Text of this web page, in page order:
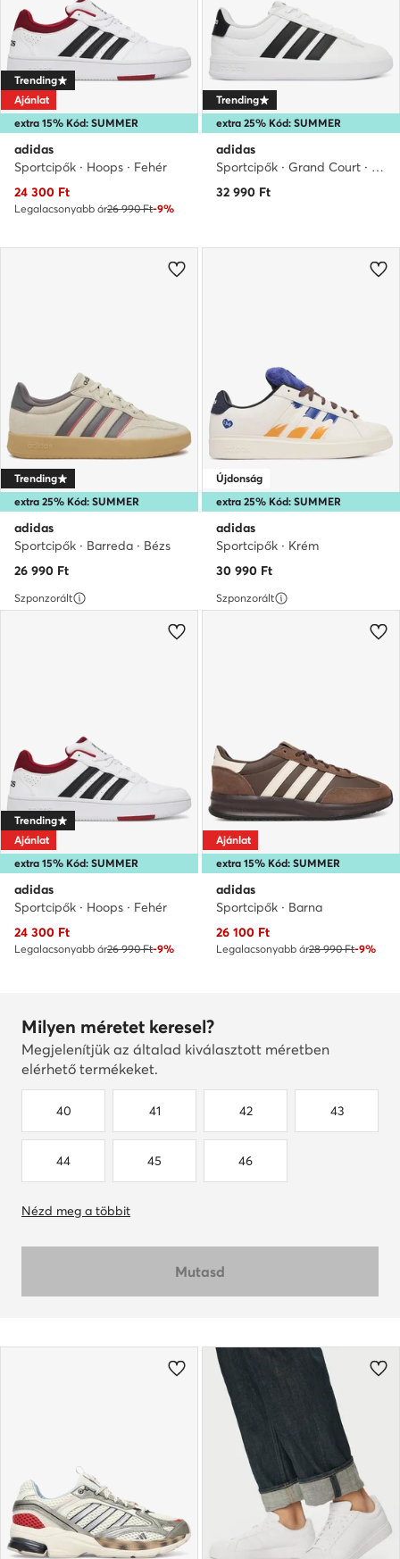
extra 15% Kód: SUMMER
Trending
Ajánlat
adidas
Sportcipők · Hoops · Fehér
Aktuális ár
24 300 Ft
Legalacsonyabb ár26 990 Ft-9%
extra 25% Kód: SUMMER
Trending
adidas
Sportcipők · Grand Court · Fehér
32 990 Ft
extra 25% Kód: SUMMER
Trending
adidas
Sportcipők · Barreda · Bézs
26 990 Ft
extra 25% Kód: SUMMER
Újdonság
adidas
Sportcipők · Krém
30 990 Ft
Szponzorált
extra 15% Kód: SUMMER
Trending
Ajánlat
adidas
Sportcipők · Hoops · Fehér
Aktuális ár
24 300 Ft
Legalacsonyabb ár26 990 Ft-9%
Szponzorált
extra 15% Kód: SUMMER
Ajánlat
adidas
Sportcipők · Barna
Aktuális ár
26 100 Ft
Legalacsonyabb ár28 990 Ft-9%
Milyen méretet keresel?
Megjelenítjük az általad kiválasztott méretben
elérhető termékeket.
40 41 42 43
44 45 46
Nézd meg a többit
Mutasd